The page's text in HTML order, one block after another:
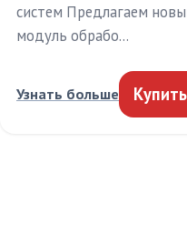
систем Предлагаем
модуль обрабо…
Узнать больше Купить